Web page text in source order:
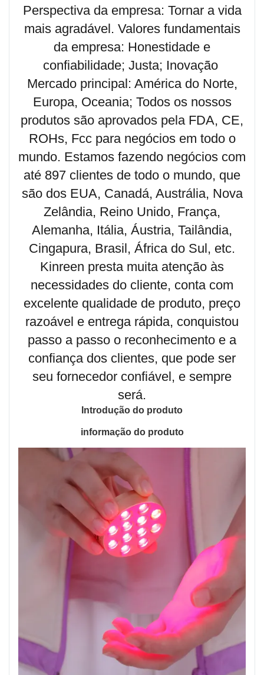
Perspectiva da empresa: Tornar a vida
mais agradável. Valores fundamentais
da empresa: Honestidade e
confiabilidade; Justa; Inovação
Mercado principal: América do Norte,
Europa, Oceania; Todos os nossos
produtos são aprovados pela FDA, CE,
ROHs, Fcc para negócios em todo o
mundo. Estamos fazendo negócios com
até 897 clientes de todo o mundo, que
são dos EUA, Canadá, Austrália, Nova
Zelândia, Reino Unido, França,
Alemanha, Itália, Áustria, Tailândia,
Cingapura, Brasil, África do Sul, etc.
Kinreen presta muita atenção às
necessidades do cliente, conta com
excelente qualidade de produto, preço
razoável e entrega rápida, conquistou
passo a passo o reconhecimento e a
confiança dos clientes, que pode ser
seu fornecedor confiável, e sempre
será.
Introdução do produto
informação do produto